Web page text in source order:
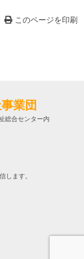
このページを印刷
業団
総合センター内
します。